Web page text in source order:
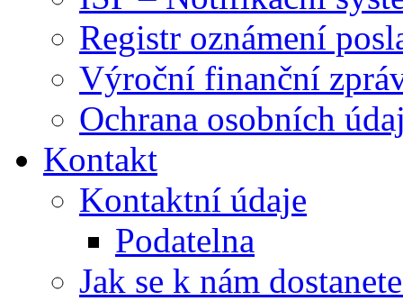
Registr oznámení
Výroční finanční
Ochrana osobních
Kontakt
Kontaktní údaje
Podatelna
Jak se k nám